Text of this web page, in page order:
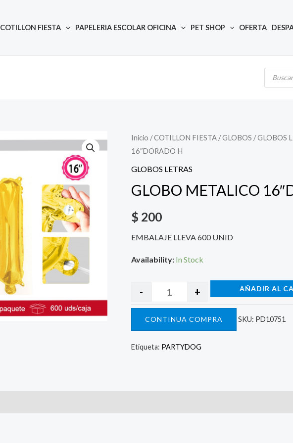
COTILLON FIESTA PAPELERIA ESCOLAR OFICINA PET SHOP OFERTA
Búsqueda
Inicio /COTILLON FIESTA /GLOBOS /GLOBOS
16″DORADO H
GLOBOS LETRAS
GLOBO METALICO
$ 200
EMBALAJE LLEVA 600 UNID
Availability: In Stock
Quantity
- + AÑADIR AL
CONTINUA COMPRA SKU: PD10751
Etiqueta: PARTYDOG